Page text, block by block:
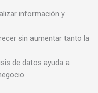
información y
sin aumentar tanto la
de datos ayuda a